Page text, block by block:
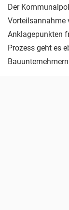
Der
Vorteilsannahme
Anklagepunkten
Prozess geht es